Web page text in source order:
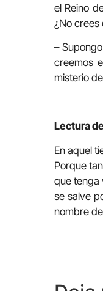
el Reino
¿No crees
–
creemos
misterio
Lectura
En aquel
Porque
que tenga
se salve
nombre